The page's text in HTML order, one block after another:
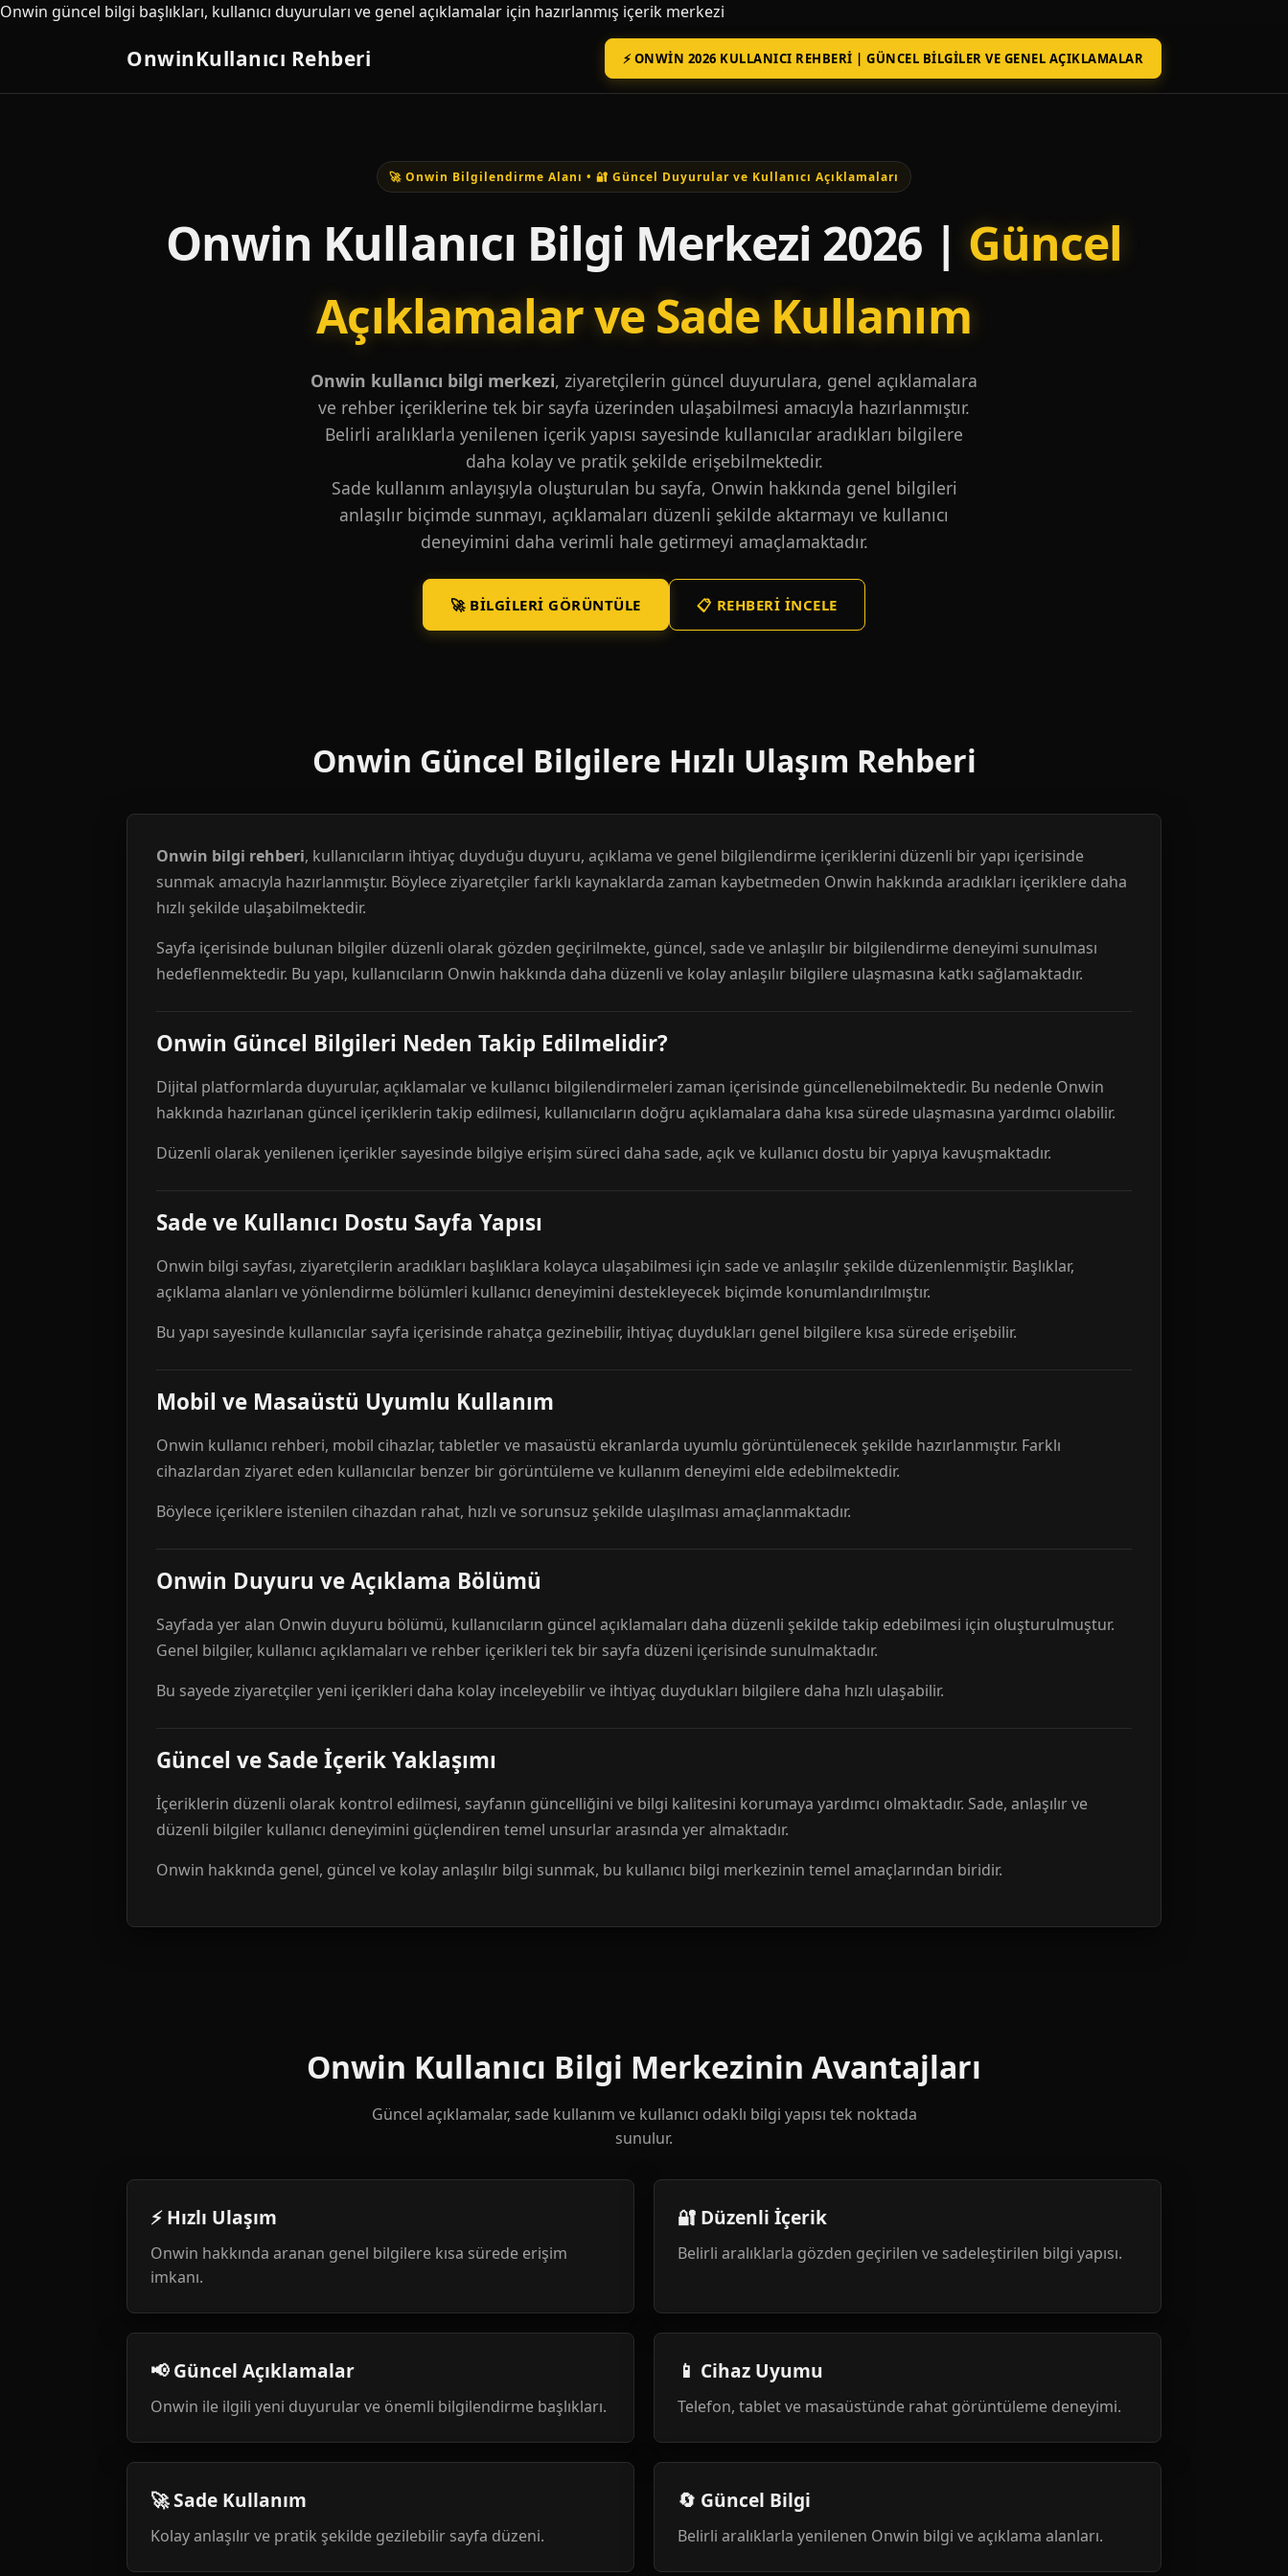
Onwin güncel bilgi başlıkları, kullanıcı duyuruları ve genel açıklamalar için hazırlanmış içerik merkezi
OnwinKullanıcı Rehberi ⚡ ONWIN 2026 KULLANICI REHBERI | GÜNCEL BILGILER VE GENEL AÇIKLAMALAR
🚀 Onwin Bilgilendirme Alanı • 🔐 Güncel Duyurular ve Kullanıcı Açıklamaları
Onwin Kullanıcı Bilgi Merkezi 2026 | Güncel
Açıklamalar ve Sade Kullanım
Onwin kullanıcı bilgi merkezi, ziyaretçilerin güncel duyurulara, genel açıklamalara
ve rehber içeriklerine tek bir sayfa üzerinden ulaşabilmesi amacıyla hazırlanmıştır.
Belirli aralıklarla yenilenen içerik yapısı sayesinde kullanıcılar aradıkları bilgilere
daha kolay ve pratik şekilde erişebilmektedir.
Sade kullanım anlayışıyla oluşturulan bu sayfa, Onwin hakkında genel bilgileri
anlaşılır biçimde sunmayı, açıklamaları düzenli şekilde aktarmayı ve kullanıcı
deneyimini daha verimli hale getirmeyi amaçlamaktadır.
🚀 BILGILERI GÖRÜNTÜLE 📋 REHBERI İNCELE
Onwin Güncel Bilgilere Hızlı Ulaşım Rehberi
Onwin bilgi rehberi, kullanıcıların ihtiyaç duyduğu duyuru, açıklama ve genel bilgilendirme içeriklerini düzenli bir yapı içerisinde
sunmak amacıyla hazırlanmıştır. Böylece ziyaretçiler farklı kaynaklarda zaman kaybetmeden Onwin hakkında aradıkları içeriklere daha
hızlı şekilde ulaşabilmektedir.
Sayfa içerisinde bulunan bilgiler düzenli olarak gözden geçirilmekte, güncel, sade ve anlaşılır bir bilgilendirme deneyimi sunulması
hedeflenmektedir. Bu yapı, kullanıcıların Onwin hakkında daha düzenli ve kolay anlaşılır bilgilere ulaşmasına katkı sağlamaktadır.
Onwin Güncel Bilgileri Neden Takip Edilmelidir?
Dijital platformlarda duyurular, açıklamalar ve kullanıcı bilgilendirmeleri zaman içerisinde güncellenebilmektedir. Bu nedenle Onwin
hakkında hazırlanan güncel içeriklerin takip edilmesi, kullanıcıların doğru açıklamalara daha kısa sürede ulaşmasına yardımcı olabilir.
Düzenli olarak yenilenen içerikler sayesinde bilgiye erişim süreci daha sade, açık ve kullanıcı dostu bir yapıya kavuşmaktadır.
Sade ve Kullanıcı Dostu Sayfa Yapısı
Onwin bilgi sayfası, ziyaretçilerin aradıkları başlıklara kolayca ulaşabilmesi için sade ve anlaşılır şekilde düzenlenmiştir. Başlıklar,
açıklama alanları ve yönlendirme bölümleri kullanıcı deneyimini destekleyecek biçimde konumlandırılmıştır.
Bu yapı sayesinde kullanıcılar sayfa içerisinde rahatça gezinebilir, ihtiyaç duydukları genel bilgilere kısa sürede erişebilir.
Mobil ve Masaüstü Uyumlu Kullanım
Onwin kullanıcı rehberi, mobil cihazlar, tabletler ve masaüstü ekranlarda uyumlu görüntülenecek şekilde hazırlanmıştır. Farklı
cihazlardan ziyaret eden kullanıcılar benzer bir görüntüleme ve kullanım deneyimi elde edebilmektedir.
Böylece içeriklere istenilen cihazdan rahat, hızlı ve sorunsuz şekilde ulaşılması amaçlanmaktadır.
Onwin Duyuru ve Açıklama Bölümü
Sayfada yer alan Onwin duyuru bölümü, kullanıcıların güncel açıklamaları daha düzenli şekilde takip edebilmesi için oluşturulmuştur.
Genel bilgiler, kullanıcı açıklamaları ve rehber içerikleri tek bir sayfa düzeni içerisinde sunulmaktadır.
Bu sayede ziyaretçiler yeni içerikleri daha kolay inceleyebilir ve ihtiyaç duydukları bilgilere daha hızlı ulaşabilir.
Güncel ve Sade İçerik Yaklaşımı
İçeriklerin düzenli olarak kontrol edilmesi, sayfanın güncelliğini ve bilgi kalitesini korumaya yardımcı olmaktadır. Sade, anlaşılır ve
düzenli bilgiler kullanıcı deneyimini güçlendiren temel unsurlar arasında yer almaktadır.
Onwin hakkında genel, güncel ve kolay anlaşılır bilgi sunmak, bu kullanıcı bilgi merkezinin temel amaçlarından biridir.
Onwin Kullanıcı Bilgi Merkezinin Avantajları
Güncel açıklamalar, sade kullanım ve kullanıcı odaklı bilgi yapısı tek noktada
sunulur.
⚡ Hızlı Ulaşım
Onwin hakkında aranan genel bilgilere kısa sürede erişim
imkanı.
🔐 Düzenli İçerik
Belirli aralıklarla gözden geçirilen ve sadeleştirilen bilgi yapısı.
📢 Güncel Açıklamalar
Onwin ile ilgili yeni duyurular ve önemli bilgilendirme başlıkları.
📱 Cihaz Uyumu
Telefon, tablet ve masaüstünde rahat görüntüleme deneyimi.
🚀 Sade Kullanım
Kolay anlaşılır ve pratik şekilde gezilebilir sayfa düzeni.
🔄 Güncel Bilgi
Belirli aralıklarla yenilenen Onwin bilgi ve açıklama alanları.